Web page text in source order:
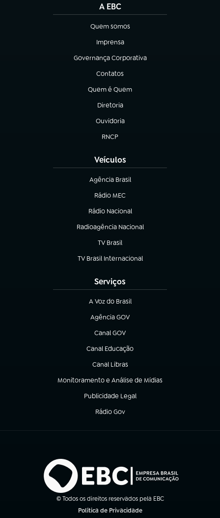
A EBC
Quem somos
(abre em nova aba)
Imprensa
(abre em nova aba)
Governança Corporativa
(abre em nova aba)
Contatos
(abre em nova aba)
Quem é Quem
(abre em nova aba)
Diretoria
(abre em nova aba)
Ouvidoria
(abre em nova aba)
RNCP
(abre em nova aba)
Veículos
Agência Brasil
(abre em nova aba)
Rádio MEC
(abre em nova aba)
Rádio Nacional
Radioagência Nacional
(abre em nova aba)
TV Brasil
(abre em nova aba)
TV Brasil Internacional
(abre em nova aba)
Serviços
A Voz do Brasil
(abre em nova aba)
Agência GOV
(abre em nova aba)
Canal GOV
(abre em nova aba)
Canal Educação
(abre em nova aba)
Canal Libras
(abre em nova aba)
Monitoramento e Análise de Mídias
(abre em nova aba)
Publicidade Legal
(abre em nova aba)
Rádio Gov
(abre em nova aba)
© Todos os direitos reservados pela EBC
Política de Privacidade